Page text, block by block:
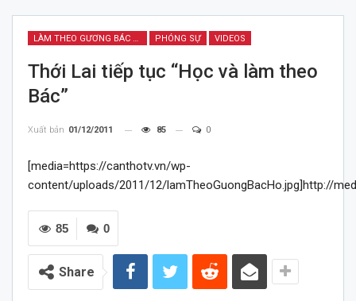
LÀM THEO GƯƠNG BÁC HỒ PHÓNG SỰ VIDEOS
Thới Lai tiếp tục “Học và làm theo
Bác”
Xuất bản 01/12/2011 85 0
[media=https://canthotv.vn/wp-
content/uploads/2011/12/lamTheoGuongBacHo.jpg]http://
0
85
Share